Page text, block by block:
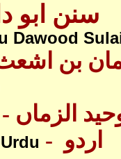
سنن ابو
Dawood
الزماں
Urdu